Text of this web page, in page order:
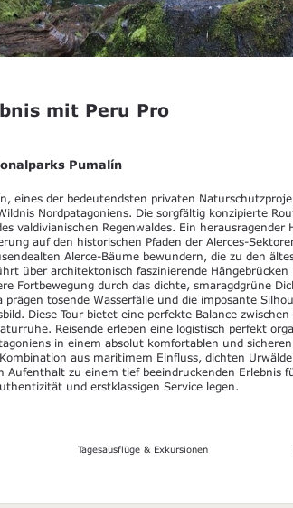
mit Peru Pro
Pumalín
eines der bedeutendsten privaten
Nordpatagoniens. Die sorgfältig konzipierte
valdivianischen Regenwaldes. Ein herausragender
auf den historischen Pfaden der Alerces-
Alerce-Bäume bewundern, die zu den
über architektonisch faszinierende
Fortbewegung durch das dichte, smaragdgrüne
prägen tosende Wasserfälle und die imposante
Diese Tour bietet eine perfekte Balance zwischen
Reisende erleben eine logistisch perfekt
in einem absolut komfortablen und
aus maritimem Einfluss, dichten
Aufenthalt zu einem tief beeindruckenden Erlebnis
und erstklassigen Service legen.
Tagesausflüge & Exkursionen